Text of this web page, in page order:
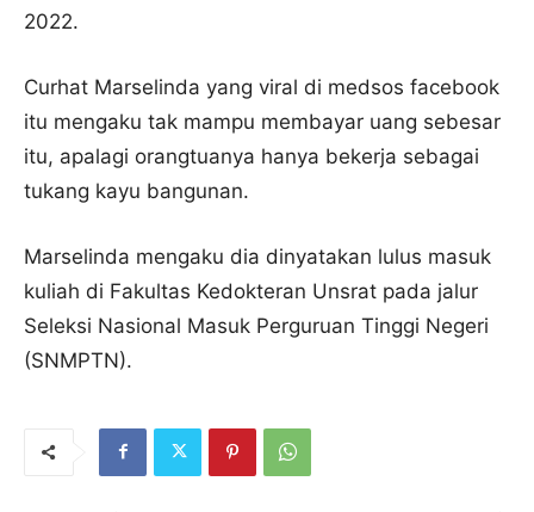
2022.
Curhat Marselinda yang viral di medsos facebook
itu mengaku tak mampu membayar uang sebesar
itu, apalagi orangtuanya hanya bekerja sebagai
tukang kayu bangunan.
Marselinda mengaku dia dinyatakan lulus masuk
kuliah di Fakultas Kedokteran Unsrat pada jalur
Seleksi Nasional Masuk Perguruan Tinggi Negeri
(SNMPTN).